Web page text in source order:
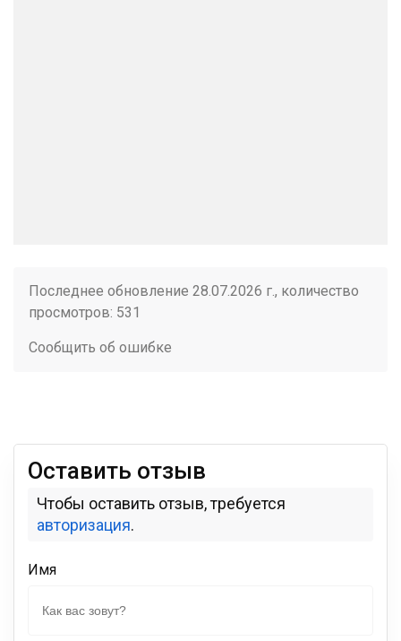
Последнее обновление 28.07.2026 г., количество
просмотров: 531
Сообщить об ошибке
Оставить отзыв
Чтобы оставить отзыв, требуется
авторизация.
Имя